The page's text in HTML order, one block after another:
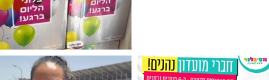
מין העובר רק במסיבלנד !! קיים